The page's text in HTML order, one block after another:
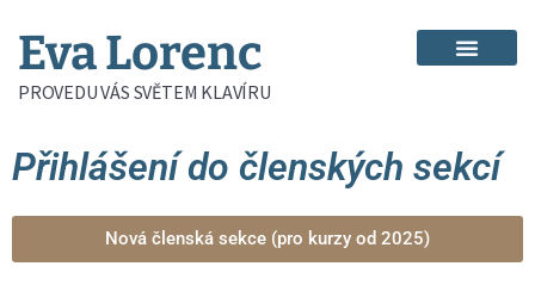
Eva Lorenc
PROVEDU VÁS SVĚTEM KLAVÍRU
Přihlášení do členských sekcí
Nová členská sekce (pro kurzy od 2025)